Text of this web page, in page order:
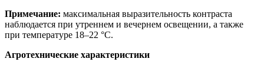
Примечание: максимальная выразительность контраста
наблюдается при утреннем и вечернем освещении, а также
при температуре 18–22 °C.
Агротехнические характеристики